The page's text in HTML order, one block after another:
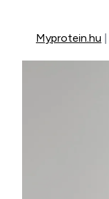
Myprotein.hu